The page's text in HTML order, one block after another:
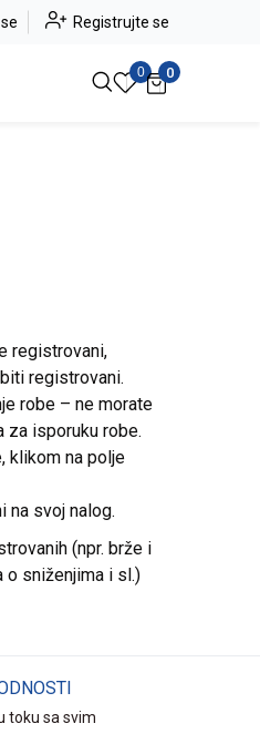
Ras do -50% Pogledaj više
Registrujte se
0 0
registrovani,
registrovani.
robe – ne morate
za isporuku robe.
klikom na polje
na svoj nalog.
(npr. brže i
o sniženjima i sl.)
toku sa svim